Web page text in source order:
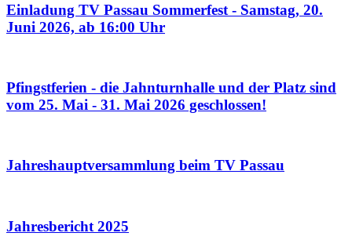
Einladung TV Passau Sommerfest - Samstag, 20.
Juni 2026, ab 16:00 Uhr
Pfingstferien - die Jahnturnhalle und der Platz sind
vom 25. Mai - 31. Mai 2026 geschlossen!
Jahreshauptversammlung beim TV Passau
Jahresbericht 2025